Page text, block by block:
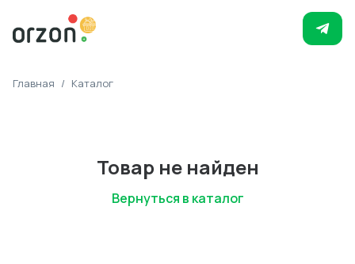
Главная / Каталог
Товар не найден
Вернуться в каталог